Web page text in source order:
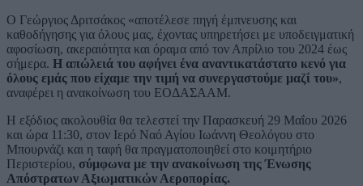
Ο Γεώργιος Δριτσάκος «αποτέλεσε πηγή έμπνευσης και
καθοδήγησης για όλους μας, έχοντας υπηρετήσει με υποδειγματική
αφοσίωση, ακεραιότητα και όραμα από τον Απρίλιο του 2024 έως
σήμερα. Η απώλειά του αφήνει ένα αναντικατάστατο κενό για
όλους εμάς που είχαμε την τιμή να συνεργαστούμε μαζί του»,
αναφέρει η ανακοίνωση του ΕΟΔΑΣΑΑΜ.
Η εξόδιος ακολουθία θα τελεστεί την Παρασκευή 29 Μαΐου 2026
και ώρα 11:30, στον Ιερό Ναό Αγίου Ιωάννη Θεολόγου στο
Μπουρνάζι και η ταφή θα πραγματοποιηθεί στο κοιμητήριο
Περιστερίου, σύμφωνα με την ανακοίνωση της Ένωσης
Απόστρατων Αξιωματικών Αεροπορίας.